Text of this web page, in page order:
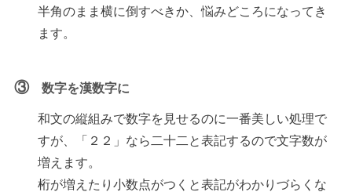
半角のまま横に倒すべきか、悩みどころになってき
ます。
③数字を漢数字に
和文の縦組みで数字を見せるのに一番美しい処理で
すが、「２２」なら二十二と表記するので文字数が
増えます。
桁が増えたり小数点がつくと表記がわかりづらくな